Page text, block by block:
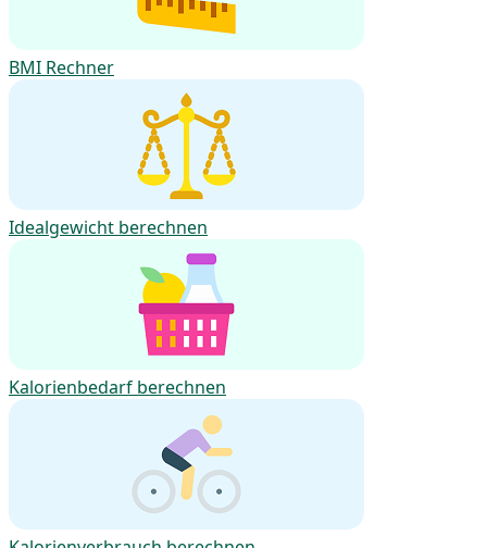
BMI Rechner
Idealgewicht berechnen
Kalorienbedarf berechnen